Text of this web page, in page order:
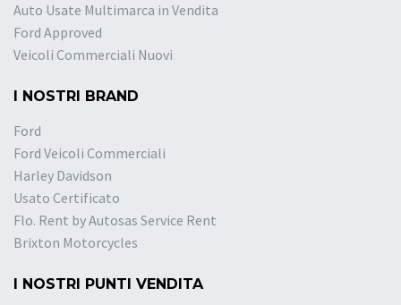
Auto Usate Multimarca in Vendita
Ford Approved
Veicoli Commerciali Nuovi
I NOSTRI BRAND
Ford
Ford Veicoli Commerciali
Harley Davidson
Usato Certificato
Flo. Rent by Autosas Service Rent
Brixton Motorcycles
I NOSTRI PUNTI VENDITA